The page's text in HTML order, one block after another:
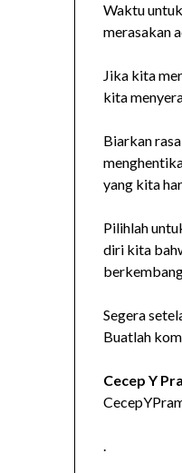
Waktu
merasakan
Jika kita
kita
Biarkan
yang kita
Pilihlah
diri kita
Segera
Buatlah
Cecep Y
.